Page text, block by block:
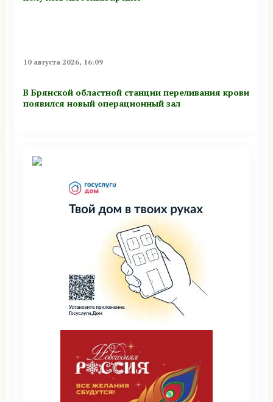
10 августа 2026, 16:09
В Брянской областной станции переливания крови
появился новый операционный зал